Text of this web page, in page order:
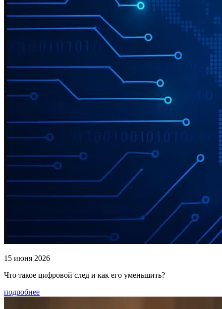
15 июня 2026
Что такое цифровой след и как его уменьшить?
подробнее